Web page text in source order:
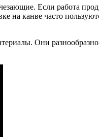
Если работа
на канве часто
Они